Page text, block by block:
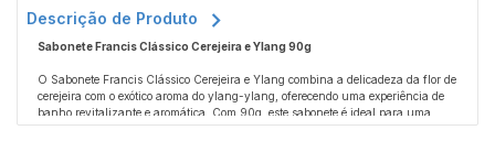
Descrição de Produto
Sabonete Francis Clássico Cerejeira e Ylang 90g
O Sabonete Francis Clássico Cerejeira e Ylang combina a delicadeza da flor de
cerejeira com o exótico aroma do ylang-ylang, oferecendo uma experiência de
banho revitalizante e aromática. Com 90g, este sabonete é ideal para uma
limpeza suave, mantendo a hidratação da pele. Sua fragrância envolvente